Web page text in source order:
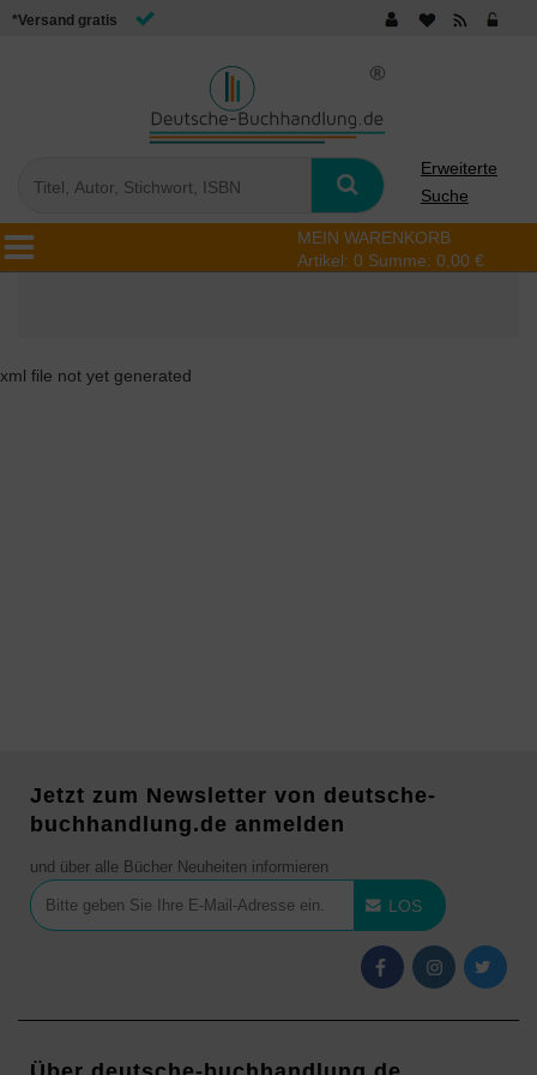
*Versand gratis
Erweiterte
Suche
MEIN WARENKORB
Artikel: 0 Summe: 0,00 €
xml file not yet generated
Jetzt zum Newsletter von deutsche-
buchhandlung.de anmelden
und über alle Bücher Neuheiten informieren
LOS